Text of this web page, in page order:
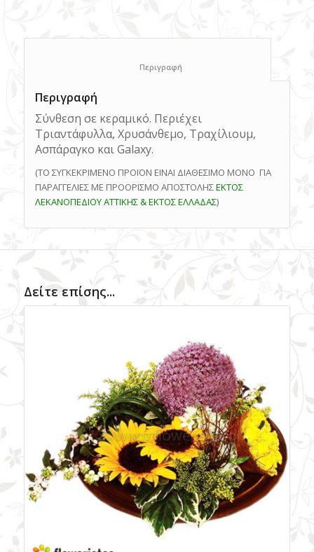
Περιγραφή
Σύνθεση σε κεραμικό. Περιέχει
Τριαντάφυλλα, Χρυσάνθεμο, Τραχίλιουμ,
Ασπάραγκο και Galaxy.
(ΤΟ ΣΥΓΚΕΚΡΙΜΕΝΟ ΠΡΟΪΟΝ ΕΙΝΑΙ ΔΙΑΘΕΣΙΜΟ ΜΟΝΟ ΓΙΑ
ΠΑΡΑΓΓΕΛΙΕΣ ΜΕ ΠΡΟΟΡΙΣΜΟ ΑΠΟΣΤΟΛΗΣΕΚΤΟΣ
ΛΕΚΑΝΟΠΕΔΙΟΥ ΑΤΤΙΚΗΣ & ΕΚΤΟΣ ΕΛΛΑΔΑΣ)
Δείτε επίσης...